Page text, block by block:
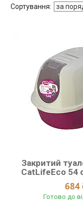
Закритий
CatLifeEco 54
684
Готово до